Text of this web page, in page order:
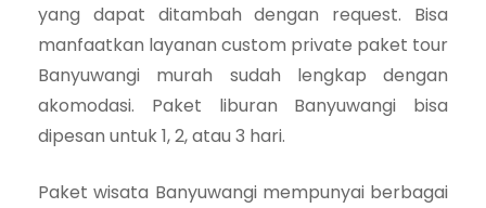
yang dapat ditambah dengan request. Bisa
manfaatkan layanan custom private paket tour
Banyuwangi murah sudah lengkap dengan
akomodasi. Paket liburan Banyuwangi bisa
dipesan untuk 1, 2, atau 3 hari.
Paket wisata Banyuwangi mempunyai berbagai